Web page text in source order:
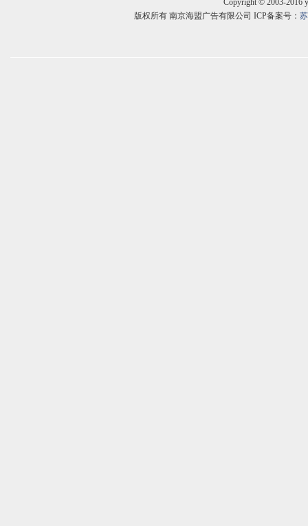
Copyright © 2003-2016
版权所有 南京海盟广告有限公司 ICP备案号：